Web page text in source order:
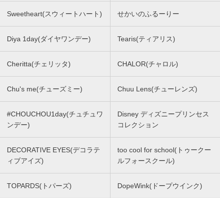
Sweetheart(スウィートハート) せかいのふるーりー
Diya 1day(ダイヤワンデー) Tearis(ティアリス)
Cheritta(チェリッタ) CHALOR(チャロル)
Chu's me(チューズミー) Chuu Lens(チューレンズ)
#CHOUCHOU1day(チュチュワ
ンデー)
Disney ディズニープリンセス
コレクション
DECORATIVE EYES(デコラテ
ィブアイズ)
too cool for school(トゥークー
ルフォースクール)
TOPARDS(トパーズ) DopeWink(ドープウインク)